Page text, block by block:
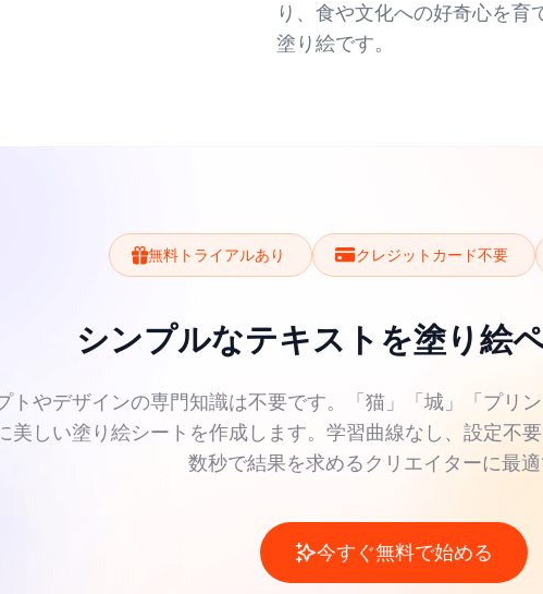
り、食や文化への好奇心を
塗り絵です。
無料トライアルあり クレジットカード不要
シンプルなテキストを塗り絵
トやデザインの専門知識は不要です。「猫」「城」「プリ
美しい塗り絵シートを作成します。学習曲線なし、設定不
数秒で結果を求めるクリエイターに最適
今すぐ無料で始める